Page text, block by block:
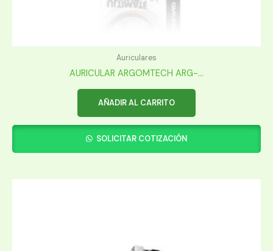
Auriculares
AURICULAR ARGOMTECH ARG-...
AÑADIR AL CARRITO
SOLICITAR COTIZACIÓN